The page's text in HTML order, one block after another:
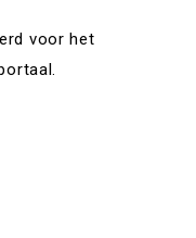
voor het